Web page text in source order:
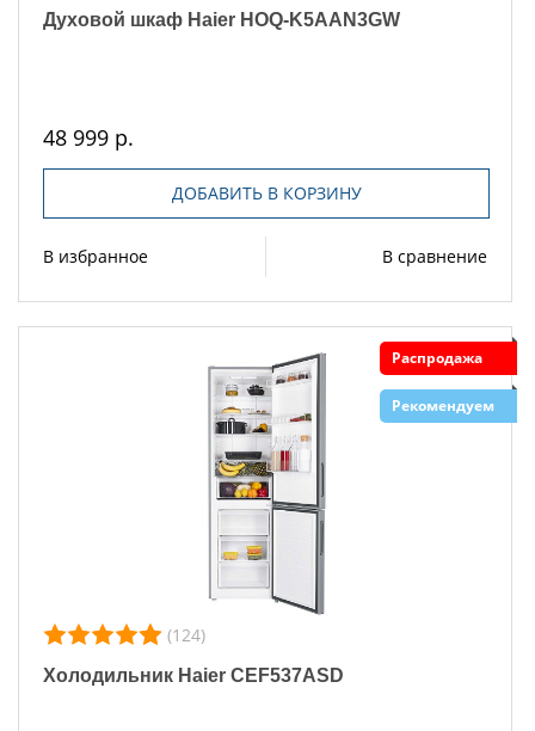
Духовой шкаф Haier HOQ-K5AAN3GW
48 999 р.
ДОБАВИТЬ В КОРЗИНУ
В избранное В сравнение
Распродажа
Рекомендуем
(124)
Холодильник Haier CEF537ASD